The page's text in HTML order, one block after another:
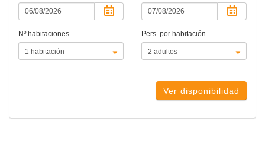
Nº habitaciones Pers. por habitación
Ver disponibilidad